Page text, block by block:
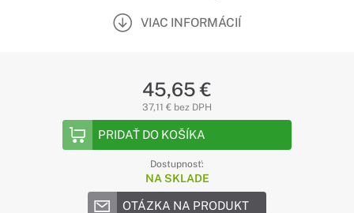
VIAC INFORMÁCIÍ
45,65 €
37,11 € bez DPH
PRIDAŤ DO KOŠÍKA
Dostupnosť:
NA SKLADE
OTÁZKA NA PRODUKT